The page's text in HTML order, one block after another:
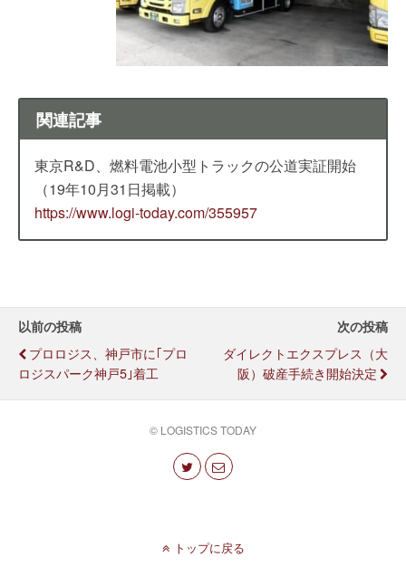
関連記事
東京R&D、燃料電池小型トラックの公道実証開始
（19年10月31日掲載）
https://www.logi-today.com/355957
以前の投稿
プロロジス、神戸市に｢プロ
ロジスパーク神戸5｣着工
次の投稿
ダイレクトエクスプレス（大
阪）破産手続き開始決定
© LOGISTICS TODAY
トップに戻る